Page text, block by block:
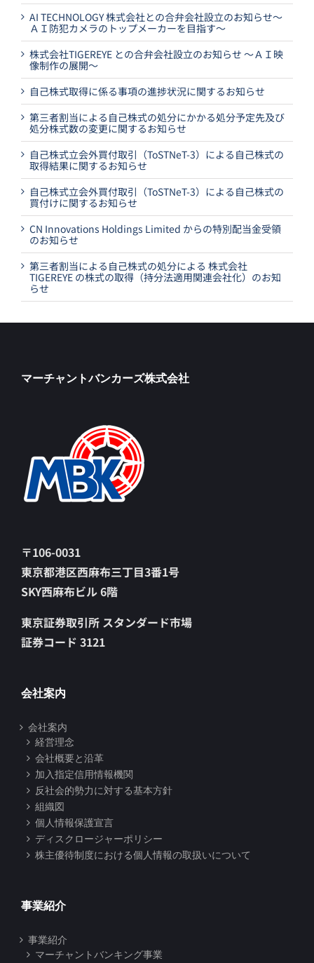
AI TECHNOLOGY 株式会社との合弁会社設立のお知らせ～
ＡＩ防犯カメラのトップメーカーを目指す～
株式会社TIGEREYE との合弁会社設立のお知らせ ～ＡＩ映
像制作の展開～
自己株式取得に係る事項の進捗状況に関するお知らせ
第三者割当による自己株式の処分にかかる処分予定先及び
処分株式数の変更に関するお知らせ
自己株式立会外買付取引（ToSTNeT-3）による自己株式の
取得結果に関するお知らせ
自己株式立会外買付取引（ToSTNeT-3）による自己株式の
買付けに関するお知らせ
CN Innovations Holdings Limited からの特別配当金受領
のお知らせ
第三者割当による自己株式の処分による 株式会社
TIGEREYE の株式の取得（持分法適用関連会社化）のお知
らせ
マーチャントバンカーズ株式会社
〒106-0031
東京都港区西麻布三丁目3番1号
SKY西麻布ビル 6階
東京証券取引所 スタンダード市場
証券コード 3121
会社案内
会社案内
経営理念
会社概要と沿革
加入指定信用情報機関
反社会的勢力に対する基本方針
組織図
個人情報保護宣言
ディスクロージャーポリシー
株主優待制度における個人情報の取扱いについて
事業紹介
事業紹介
マーチャントバンキング事業